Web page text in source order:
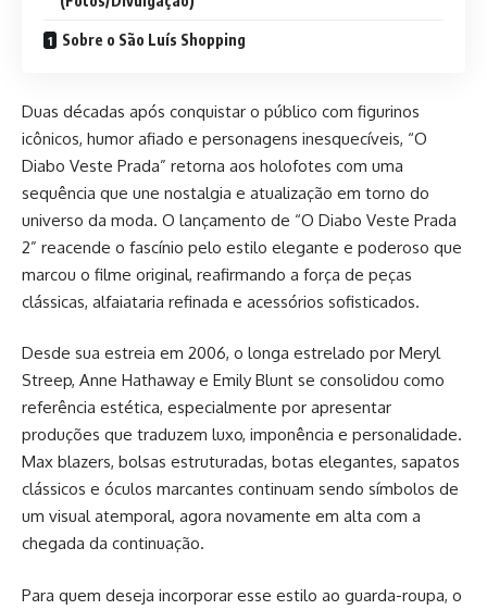
Sobre o São Luís Shopping
Duas décadas após conquistar o público com figurinos
icônicos, humor afiado e personagens inesquecíveis, “O
Diabo Veste Prada” retorna aos holofotes com uma
sequência que une nostalgia e atualização em torno do
universo da moda. O lançamento de “O Diabo Veste Prada
2” reacende o fascínio pelo estilo elegante e poderoso que
marcou o filme original, reafirmando a força de peças
clássicas, alfaiataria refinada e acessórios sofisticados.
Desde sua estreia em 2006, o longa estrelado por Meryl
Streep, Anne Hathaway e Emily Blunt se consolidou como
referência estética, especialmente por apresentar
produções que traduzem luxo, imponência e personalidade.
Max blazers, bolsas estruturadas, botas elegantes, sapatos
clássicos e óculos marcantes continuam sendo símbolos de
um visual atemporal, agora novamente em alta com a
chegada da continuação.
Para quem deseja incorporar esse estilo ao guarda-roupa, o